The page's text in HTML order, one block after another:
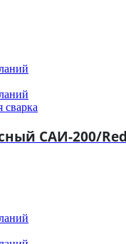
сварка
САИ-200/